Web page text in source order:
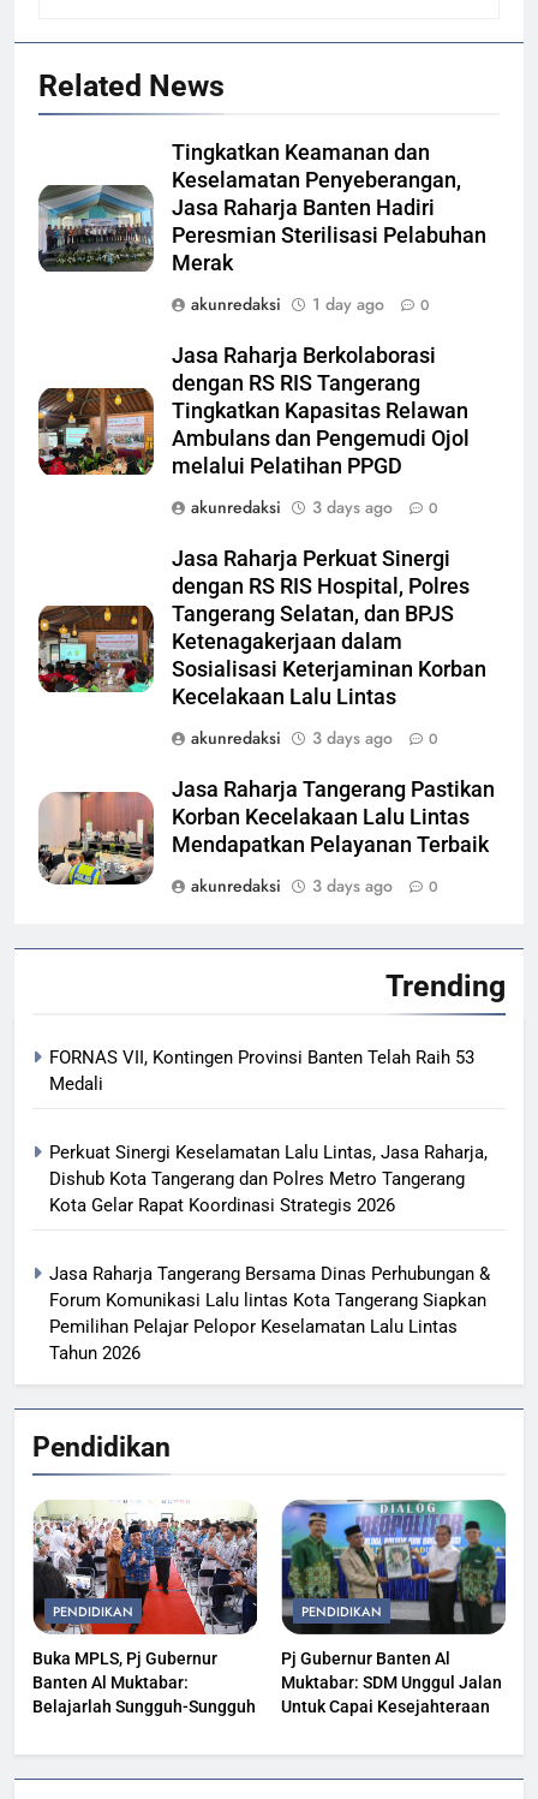
Related News
Tingkatkan Keamanan dan
Keselamatan Penyeberangan,
Jasa Raharja Banten Hadiri
Peresmian Sterilisasi Pelabuhan
Merak
akunredaksi
1 day ago 0
Jasa Raharja Berkolaborasi
dengan RS RIS Tangerang
Tingkatkan Kapasitas Relawan
Ambulans dan Pengemudi Ojol
melalui Pelatihan PPGD
akunredaksi
3 days ago 0
Jasa Raharja Perkuat Sinergi
dengan RS RIS Hospital, Polres
Tangerang Selatan, dan BPJS
Ketenagakerjaan dalam
Sosialisasi Keterjaminan Korban
Kecelakaan Lalu Lintas
akunredaksi
3 days ago 0
Jasa Raharja Tangerang Pastikan
Korban Kecelakaan Lalu Lintas
Mendapatkan Pelayanan Terbaik
akunredaksi
3 days ago 0
Trending
FORNAS VII, Kontingen Provinsi Banten Telah Raih 53
Medali
Perkuat Sinergi Keselamatan Lalu Lintas, Jasa Raharja,
Dishub Kota Tangerang dan Polres Metro Tangerang
Kota Gelar Rapat Koordinasi Strategis 2026
Jasa Raharja Tangerang Bersama Dinas Perhubungan &
Forum Komunikasi Lalu lintas Kota Tangerang Siapkan
Pemilihan Pelajar Pelopor Keselamatan Lalu Lintas
Tahun 2026
Pendidikan
PENDIDIKAN
Buka MPLS, Pj Gubernur
Banten Al Muktabar:
Belajarlah Sungguh-Sungguh
PENDIDIKAN
Pj Gubernur Banten Al
Muktabar: SDM Unggul Jalan
Untuk Capai Kesejahteraan